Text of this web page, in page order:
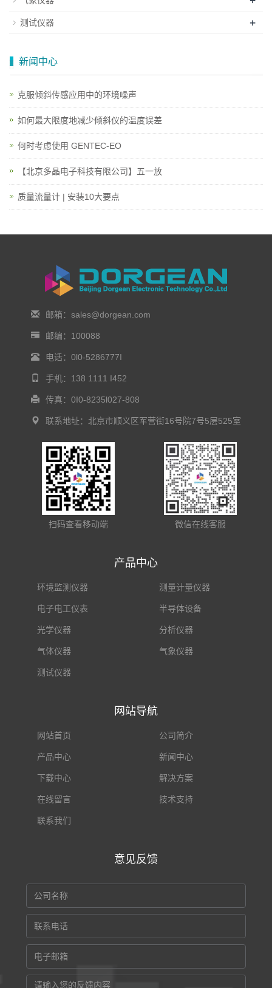
测试仪器 +
新闻中心
克服倾斜传感应用中的环境噪声
如何最大限度地减少倾斜仪的温度误差
何时考虑使用 GENTEC-EO
【北京多晶电子科技有限公司】五一放
质量流量计 | 安装10大要点
邮箱：sales@dorgean.com
邮编：100088
电话：0l0-5286777I
手机：138 1111 I452
传真：0I0-8235l027-808
联系地址：北京市顺义区军营街16号院7号5层525室
扫码查看移动端 微信在线客服
产品中心
环境监测仪器 测量计量仪器
电子电工仪表 半导体设备
光学仪器 分析仪器
气体仪器 气象仪器
测试仪器
网站导航
网站首页 公司简介
产品中心 新闻中心
下载中心 解决方案
在线留言 技术支持
联系我们
意见反馈